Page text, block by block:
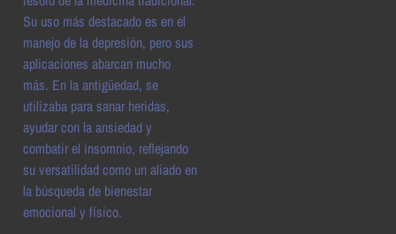
Su uso más destacado es en el
manejo de la depresión, pero sus
aplicaciones abarcan mucho
más. En la antigüedad, se
utilizaba para sanar heridas,
ayudar con la ansiedad y
combatir el insomnio, reflejando
su versatilidad como un aliado en
la búsqueda de bienestar
emocional y físico.